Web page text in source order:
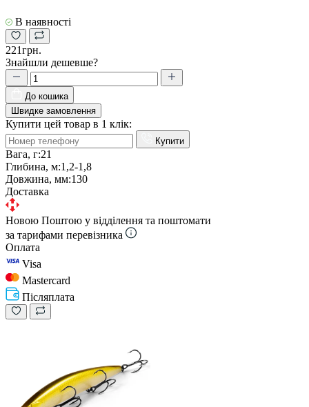
В наявності
221грн.
Знайшли дешевше?
До кошика
Швидке замовлення
Купити цей товар в 1 клік:
Купити
Вага, г:21
Глибина, м:1,2-1,8
Довжина, мм:130
Доставка
Новою Поштою у відділення та поштомати
за тарифами перевізника
Оплата
Visa
Mastercard
Післяплата